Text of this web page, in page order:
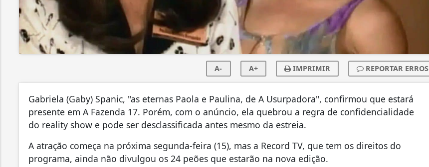
A- A+ IMPRIMIR REPORTAR ERROS
Gabriela (Gaby) Spanic, "as eternas Paola e Paulina, de A Usurpadora", confirmou que estará
presente em A Fazenda 17. Porém, com o anúncio, ela quebrou a regra de confidencialidade
do reality show e pode ser desclassificada antes mesmo da estreia.
A atração começa na próxima segunda-feira (15), mas a Record TV, que tem os direitos do
programa, ainda não divulgou os 24 peões que estarão na nova edição.